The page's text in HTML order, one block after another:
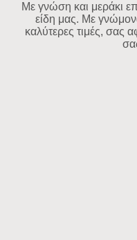
Με γνώση και μεράκι
είδη μας. Με
καλύτερες τιμές, σας